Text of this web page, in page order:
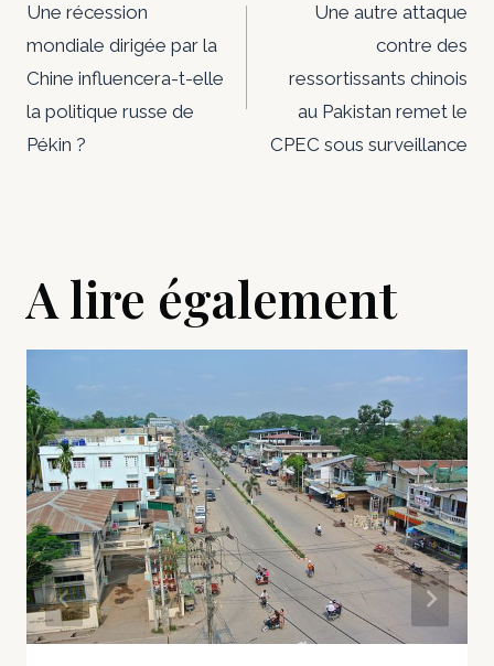
de
l’article
Une récession
mondiale dirigée par la
Chine influencera-t-elle
la politique russe de
Pékin ?
Une autre attaque
contre des
ressortissants chinois
au Pakistan remet le
CPEC sous surveillance
A lire également